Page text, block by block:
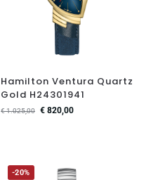
Hamilton Ventura Quartz
Gold H24301941
€1.025,00 € 820,00
-20%